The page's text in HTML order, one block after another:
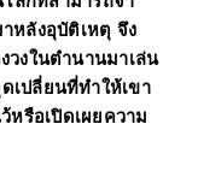
หลังอุบัติเหตุ จึง
วงในตำนานมาเล่น
เปลี่ยนที่ทำให้เขา
หรือเปิดเผยความ